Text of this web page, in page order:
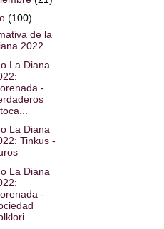
(100)
de la
2022
La Diana
-
La Diana
Tinkus -
La Diana
-